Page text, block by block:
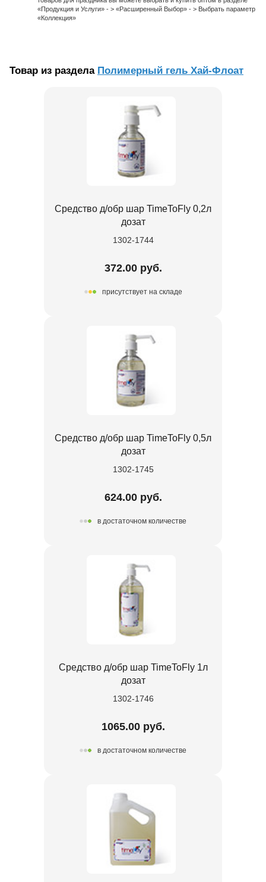
«Продукция и Услуги» - > «Расширенный Выбор» - > Выбрать параметр
«Коллекция»
Товар из раздела Полимерный гель Хай-Флоат
Средство д/обр шар TimeToFly 0,2л
дозат
1302-1744
372.00 руб.
присутствует на складе
Средство д/обр шар TimeToFly 0,5л
дозат
1302-1745
624.00 руб.
в достаточном количестве
Средство д/обр шар TimeToFly 1л
дозат
1302-1746
1065.00 руб.
в достаточном количестве